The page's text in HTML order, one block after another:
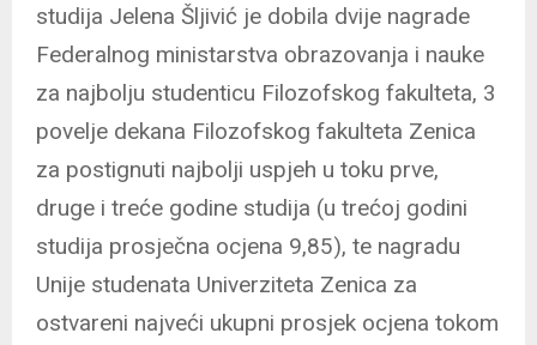
studija Jelena Šljivić je dobila dvije nagrade
Federalnog ministarstva obrazovanja i nauke
za najbolju studenticu Filozofskog fakulteta, 3
povelje dekana Filozofskog fakulteta Zenica
za postignuti najbolji uspjeh u toku prve,
druge i treće godine studija (u trećoj godini
studija prosječna ocjena 9,85), te nagradu
Unije studenata Univerziteta Zenica za
ostvareni najveći ukupni prosjek ocjena tokom